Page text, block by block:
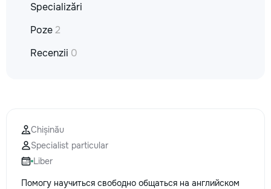
Specializări
Poze2
Recenzii 0
Chișinău
Specialist particular
Liber
Помогу научиться свободно общаться на английском